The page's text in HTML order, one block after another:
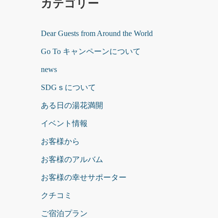
カテゴリー
Dear Guests from Around the World
Go To キャンペーンについて
news
SDGｓについて
ある日の湯花満開
イベント情報
お客様から
お客様のアルバム
お客様の幸せサポーター
クチコミ
ご宿泊プラン